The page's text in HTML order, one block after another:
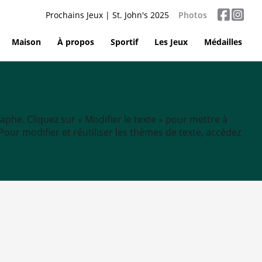
Prochains Jeux | St. John's 2025 Photos
Maison À propos Sportif Les Jeux Médailles
Cliquez sur « Modifier le texte » pour mettre à
modifier et réutiliser les thèmes de texte, accédez